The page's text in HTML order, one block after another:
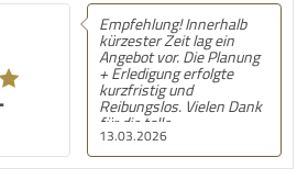
13.03.2026
Empfehlung! Innerhalb
kürzester Zeit lag ein
Angebot vor. Die Planung
+ Erledigung erfolgte
kurzfristig und
Reibungslos. Vielen Dank
für die tolle
Unterstützung! Nächstes
Mal gerne wieder! :) LG,
S.N.